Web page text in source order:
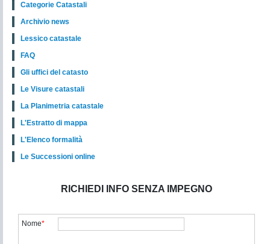
Categorie Catastali
Archivio news
Lessico catastale
FAQ
Gli uffici del catasto
Le Visure catastali
La Planimetria catastale
L'Estratto di mappa
L'Elenco formalità
Le Successioni online
RICHIEDI INFO SENZA IMPEGNO
Nome*